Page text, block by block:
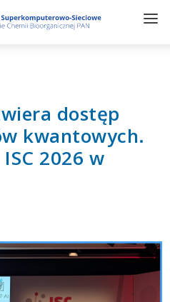
dostęp
kwantowych.
2026 w